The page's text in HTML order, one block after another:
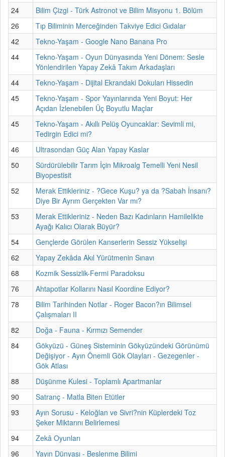
24
Bilim Çizgi - Türk Astronot ve Bilim Misyonu 1. Bölüm
26
Tıp Biliminin Merceğinden Takviye Edici Gıdalar
42
Tekno-Yaşam - Google Nano Banana Pro
44
Tekno-Yaşam - Oyun Dünyasında Yeni Dönem: Sesle
Yönlendirilen Yapay Zekâ Takım Arkadaşları
44
Tekno-Yaşam - Dijital Ekrandaki Dokuları Hissedin
45
Tekno-Yaşam - Spor Yayınlarında Yeni Boyut: Her
Açıdan İzlenebilen Üç Boyutlu Maçlar
45
Tekno-Yaşam - Akıllı Pelüş Oyuncaklar: Sevimli mi,
Tedirgin Edici mi?
46
Ultrasondan Güç Alan Yapay Kaslar
50
Sürdürülebilir Tarım İçin Mikroalg Temelli Yeni Nesil
Biyopestisit
52
Merak Ettikleriniz - ?Gece Kuşu? ya da ?Sabah İnsanı?
Diye Bir Ayrım Gerçekten Var mı?
53
Merak Ettikleriniz - Neden Bazı Kadınların Hamilelikte
Ayağı Kalıcı Olarak Büyür?
54
Gençlerde Görülen Kanserlerin Sessiz Yükselişi
62
Yapay Zekâda Akıl Yürütmenin Sınavı
68
Kozmik Sessizlik-Fermi Paradoksu
76
Ahtapotlar Kollarını Nasıl Koordine Ediyor?
78
Bilim Tarihinden Notlar - Roger Bacon?ın Bilimsel
Çalışmaları II
82
Doğa - Fauna - Kırmızı Semender
84
Gökyüzü - Güneş Sisteminin Gökyüzündeki Görünümü
Değişiyor - Ayın Önemli Gök Olayları - Gezegenler -
Gök Atlası
88
Düşünme Kulesi - Toplamlı Apartmanlar
90
Satranç - Matla Biten Etütler
93
Ayın Sorusu - Keloğlan ve Sivri?nin Küplerdeki Toz
Şeker Miktarını Belirlemesi
94
Zekâ Oyunları
96
Yayın Dünyası - Beslenme Bilimi